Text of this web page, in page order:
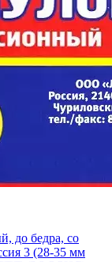
до бедра, со
3 (28-35 мм